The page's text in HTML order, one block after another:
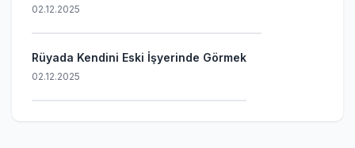
02.12.2025
Rüyada Kendini Eski İşyerinde Görmek
02.12.2025